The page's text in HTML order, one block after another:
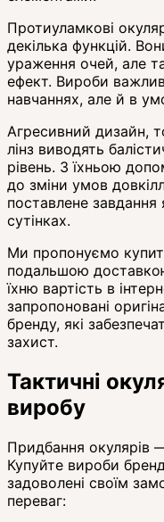
Протиуламкові
декілька функцій.
ураження очей, але
ефект. Вироби
навчаннях, але й в
Агресивний дизайн,
лінз виводять
рівень. З їхньою
до зміни умов
поставлене завдання
сутінках.
Ми пропонуємо
подальшою
їхню вартість в
запропоновані
бренду, які
захист.
Тактичні
виробу
Придбання окулярів
Купуйте вироби
задоволені своїм
переваг: